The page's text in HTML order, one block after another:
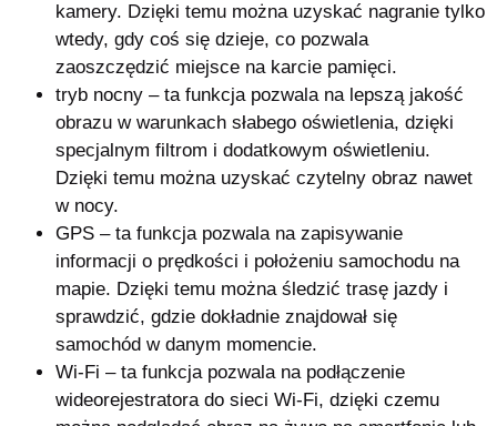
kamery. Dzięki temu można uzyskać nagranie tylko
wtedy, gdy coś się dzieje, co pozwala
zaoszczędzić miejsce na karcie pamięci.
tryb nocny –ta funkcja pozwala na lepszą jakość
obrazu w warunkach słabego oświetlenia, dzięki
specjalnym filtrom i dodatkowym oświetleniu.
Dzięki temu można uzyskać czytelny obraz nawet
w nocy.
GPS –ta funkcja pozwala na zapisywanie
informacji o prędkości i położeniu samochodu na
mapie. Dzięki temu można śledzić trasę jazdy i
sprawdzić, gdzie dokładnie znajdował się
samochód w danym momencie.
Wi-Fi –ta funkcja pozwala na podłączenie
wideorejestratora do sieci Wi-Fi, dzięki czemu